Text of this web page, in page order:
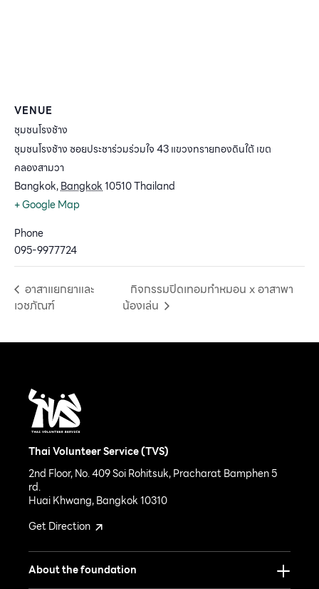
VENUE
ชุมชนโรงช้าง
ชุมชนโรงช้าง ซอยประชาร่วมร่วมใจ 43 แขวงทรายกองดินใต้ เขต
คลองสามวา
Bangkok,Bangkok10510Thailand
+ Google Map
Phone
095-9977724
อาสาแยกยาและ
เวชภัณฑ์
กิจกรรมปิดเทอมทำหมอน x อาสาพา
น้องเล่น
Thai Volunteer Service (TVS)
2nd Floor, No. 409 Soi Rohitsuk, Pracharat Bamphen 5
rd.
Huai Khwang, Bangkok 10310
Get Direction
About the foundation